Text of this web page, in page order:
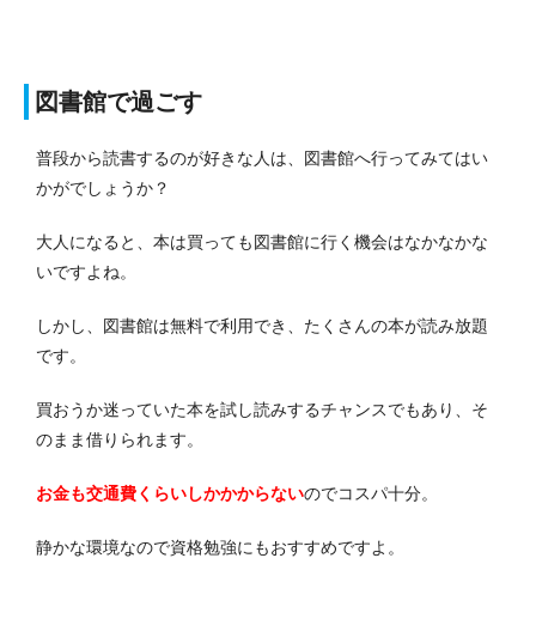
図書館で過ごす
普段から読書するのが好きな人は、図書館へ行ってみてはい
かがでしょうか？
大人になると、本は買っても図書館に行く機会はなかなかな
いですよね。
しかし、図書館は無料で利用でき、たくさんの本が読み放題
です。
買おうか迷っていた本を試し読みするチャンスでもあり、そ
のまま借りられます。
お金も交通費くらいしかかからないのでコスパ十分。
静かな環境なので資格勉強にもおすすめですよ。